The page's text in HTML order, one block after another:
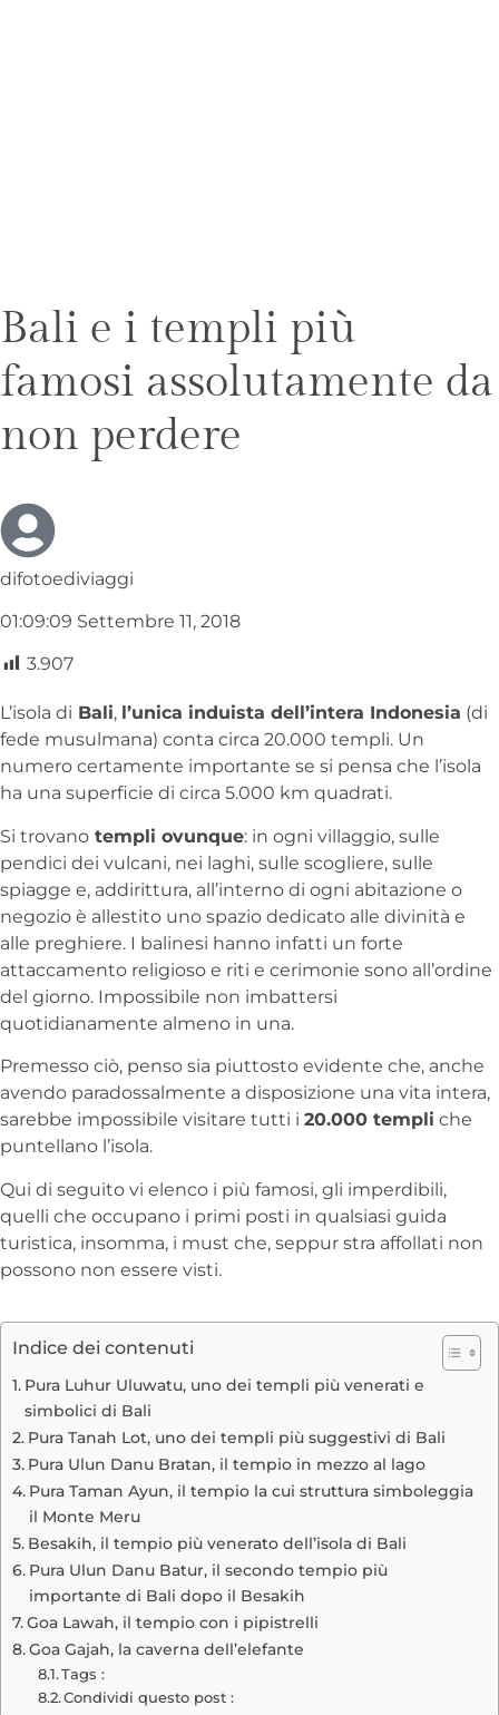
Bali e i templi più
famosi assolutamente da
non perdere
difotoediviaggi
01:09:09 Settembre 11, 2018
3.907
L’isola di Bali, l’unica induista dell’intera Indonesia (di
fede musulmana) conta circa 20.000 templi. Un
numero certamente importante se si pensa che l’isola
ha una superficie di circa 5.000 km quadrati.
Si trovano templi ovunque: in ogni villaggio, sulle
pendici dei vulcani, nei laghi, sulle scogliere, sulle
spiagge e, addirittura, all’interno di ogni abitazione o
negozio è allestito uno spazio dedicato alle divinità e
alle preghiere. I balinesi hanno infatti un forte
attaccamento religioso e riti e cerimonie sono all’ordine
del giorno. Impossibile non imbattersi
quotidianamente almeno in una.
Premesso ciò, penso sia piuttosto evidente che, anche
avendo paradossalmente a disposizione una vita intera,
sarebbe impossibile visitare tutti i 20.000 templi che
puntellano l’isola.
Qui di seguito vi elenco i più famosi, gli imperdibili,
quelli che occupano i primi posti in qualsiasi guida
turistica, insomma, i must che, seppur stra affollati non
possono non essere visti.
Indice dei contenuti
Pura Luhur Uluwatu, uno dei templi più venerati e
simbolici di Bali
Pura Tanah Lot, uno dei templi più suggestivi di Bali
Pura Ulun Danu Bratan, il tempio in mezzo al lago
Pura Taman Ayun, il tempio la cui struttura simboleggia
il Monte Meru
Besakih, il tempio più venerato dell’isola di Bali
Pura Ulun Danu Batur, il secondo tempio più
importante di Bali dopo il Besakih
Goa Lawah, il tempio con i pipistrelli
Goa Gajah, la caverna dell’elefante
Tags :
Condividi questo post :